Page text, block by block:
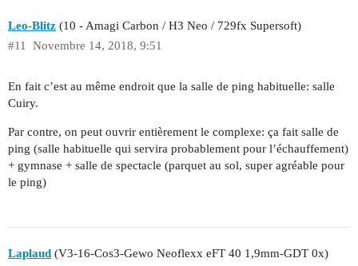
Leo-Blitz (10 - Amagi Carbon / H3 Neo / 729fx Supersoft)
Novembre 14, 2018, 9:51
#11
En fait c’est au même endroit que la salle de ping habituelle: salle
Cuiry.
Par contre, on peut ouvrir entièrement le complexe: ça fait salle de
ping (salle habituelle qui servira probablement pour l’échauffement)
+ gymnase + salle de spectacle (parquet au sol, super agréable pour
le ping)
Laplaud (V3-16-Cos3-Gewo Neoflexx eFT 40 1,9mm-GDT 0x)